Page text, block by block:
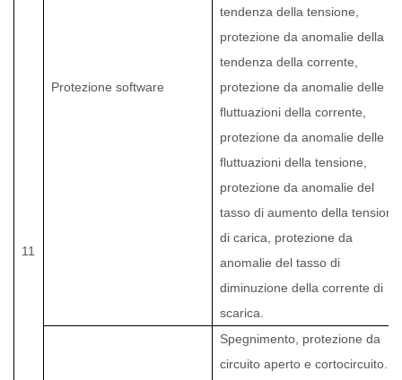
11
Protezione software
tendenza della tensione,
protezione da anomalie della
tendenza della corrente,
protezione da anomalie delle
fluttuazioni della corrente,
protezione da anomalie delle
fluttuazioni della tensione,
protezione da anomalie del
tasso di aumento della tensione
di carica, protezione da
anomalie del tasso di
diminuzione della corrente di
scarica.
Spegnimento, protezione da
circuito aperto e cortocircuito.